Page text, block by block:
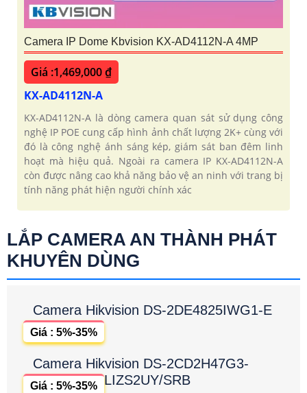
Camera IP Dome Kbvision KX-AD4112N-A 4MP
Giá :1,469,000 ₫
KX-AD4112N-A
KX-AD4112N-A là dòng camera quan sát sử dụng công
nghệ IP POE cung cấp hình ảnh chất lượng 2K+ cùng với
đó là công nghệ ánh sáng kép, giám sát ban đêm linh
hoạt mà hiệu quả. Ngoài ra camera IP KX-AD4112N-A
còn được nâng cao khả năng bảo vệ an ninh với trang bị
tính năng phát hiện người chính xác
LẮP CAMERA AN THÀNH PHÁT
KHUYÊN DÙNG
Camera Hikvision DS-2DE4825IWG1-E
Giá : 5%-35%
Camera Hikvision DS-2CD2H47G3-
LIZS2UY/SRB
Giá : 5%-35%